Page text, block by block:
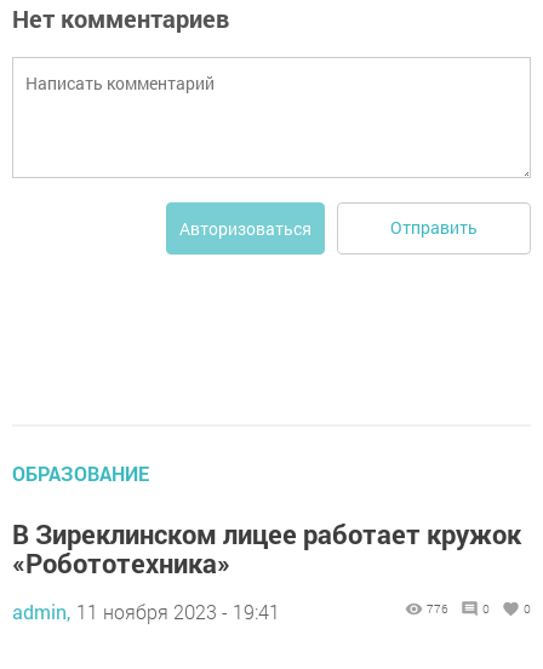
Нет комментариев
Авторизоваться Отправить
ОБРАЗОВАНИЕ
В Зиреклинском лицее работает кружок
«Робототехника»
admin, 11 ноября 2023 - 19:41 776 0 0